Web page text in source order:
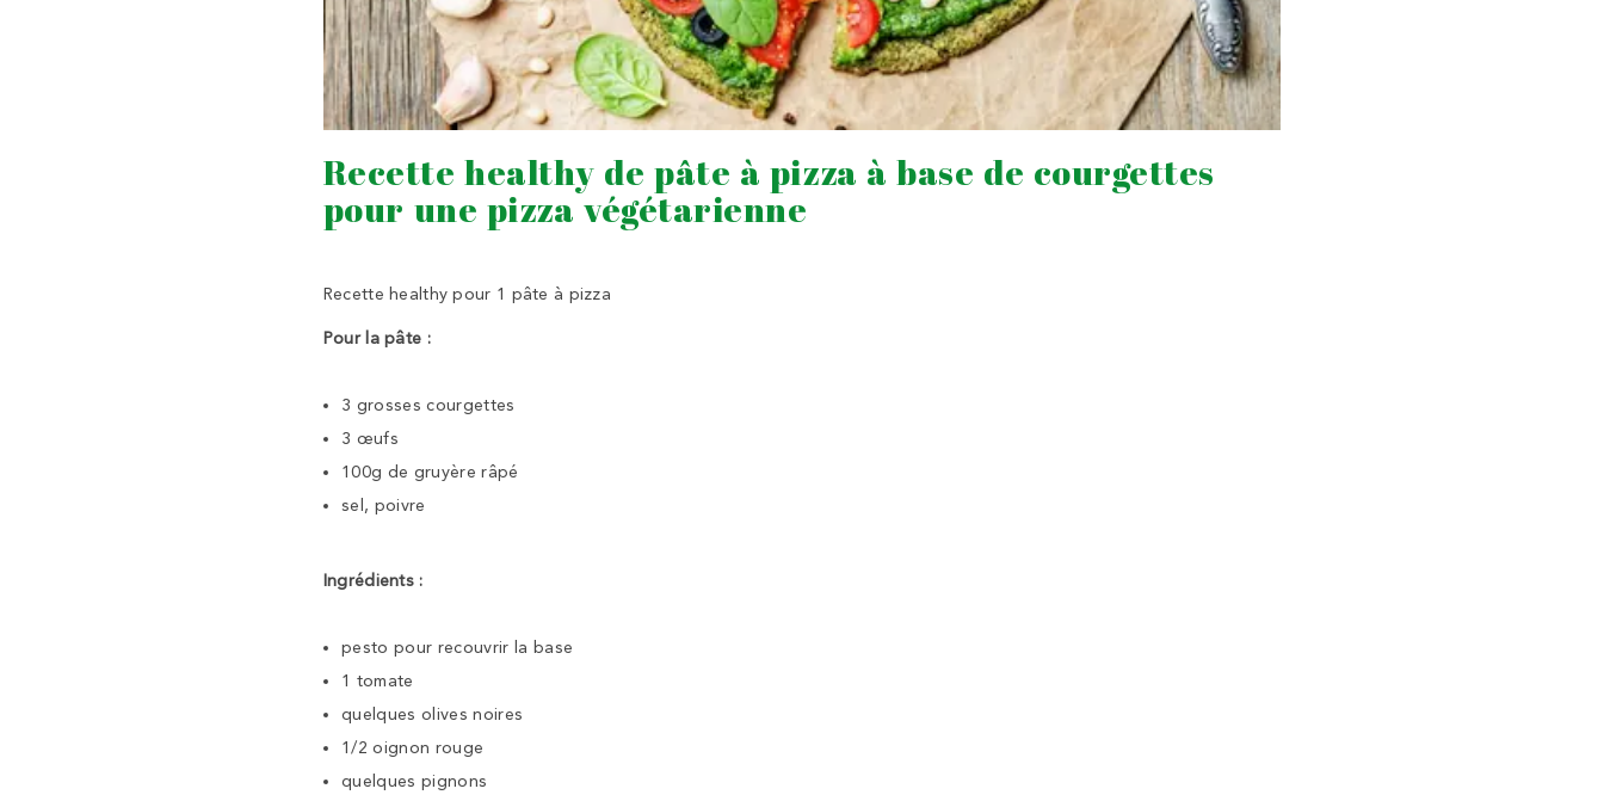
Recette healthy de pâte à pizza à base de courgettes
pour une pizza végétarienne
Recette healthy pour 1 pâte à pizza
Pour la pâte :
3 grosses courgettes
3 œufs
100g de gruyère râpé
sel, poivre
Ingrédients :
pesto pour recouvrir la base
1 tomate
quelques olives noires
1/2 oignon rouge
quelques pignons